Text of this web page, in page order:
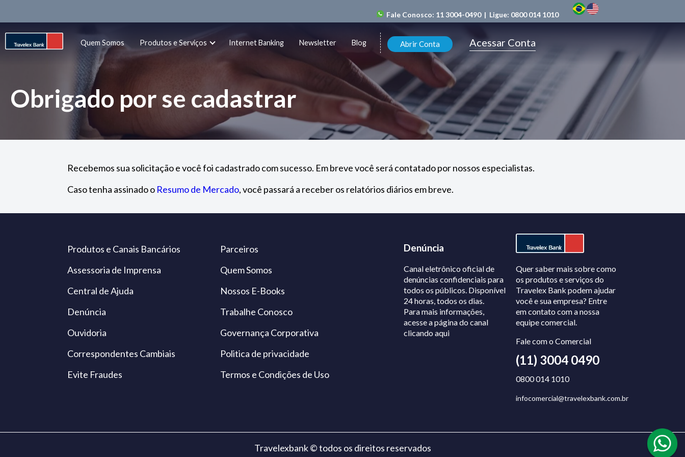
Fale Conosco: 11 3004-0490 | Ligue: 0800 014 1010
Quem Somos Produtos e Serviços Internet Banking Newsletter Blog Abrir Conta Acessar Conta
Obrigado por se cadastrar
Recebemos sua solicitação e você foi cadastrado com sucesso. Em breve você será contatado por nossos especialistas.
Caso tenha assinado o Resumo de Mercado, você passará a receber os relatórios diários em breve.
Produtos e Canais Bancários
Parceiros
Assessoria de Imprensa
Quem Somos
Central de Ajuda
Nossos E-Books
Denúncia
Trabalhe Conosco
Ouvidoria
Governança Corporativa
Correspondentes Cambiais
Politica de privacidade
Evite Fraudes
Termos e Condições de Uso
Denúncia
Canal eletrônico oficial de
denúncias confidenciais para
todos os públicos. Disponível
24 horas, todos os dias.
Para mais informações,
acesse a página do canal
clicando aqui
Quer saber mais sobre como
os produtos e serviços do
Travelex Bank podem ajudar
você e sua empresa? Entre
em contato com a nossa
equipe comercial.
Fale com o Comercial
(11) 3004 0490
0800 014 1010
infocomercial@travelexbank.com.br
Travelexbank © todos os direitos reservados